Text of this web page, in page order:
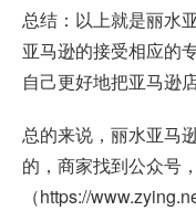
总结：以上就是丽水
亚马逊的接受相应的
自己更好地把亚马逊
总的来说，丽水亚马
的，商家找到公众号
（https://